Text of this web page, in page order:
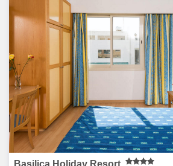
Basilica Holiday Resort